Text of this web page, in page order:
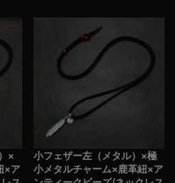
×
×ア
小フェザー左（メタル）×極
小メタルチャーム×鹿革紐×ア